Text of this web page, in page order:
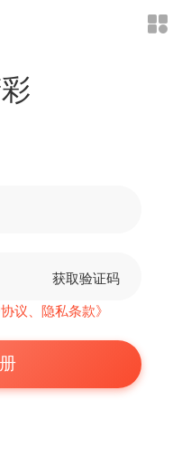
获取验证码
协议、隐私条款》
